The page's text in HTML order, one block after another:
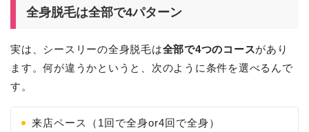
全身脱毛は全部で4パターン
実は、シースリーの全身脱毛は全部で4つのコースがあり
ます。何が違うかというと、次のように条件を選べるんで
す。
来店ペース（1回で全身or4回で全身）